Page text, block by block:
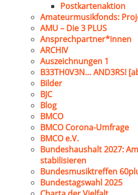
Postkartenaktion
Amateurmusikfonds:
AMU – Die 3 PLUS
Ansprechpartner*innen
ARCHIV
Auszeichnungen 1
B33TH0V3N… AND3RS!
Bilder
BJC
Blog
BMCO
BMCO Corona-Umfrage
BMCO e.V.
Bundeshaushalt 2027:
stabilisieren
Bundesmusiktreffen
Bundestagswahl 2025